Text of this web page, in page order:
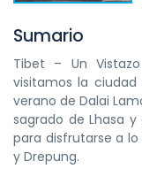
Sumario
Tibet – Un
visitamos la ciudad
verano de Dalai
sagrado de Lhasa y
para disfrutarse a
y Drepung.